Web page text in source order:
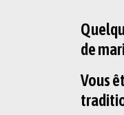
de
Vous